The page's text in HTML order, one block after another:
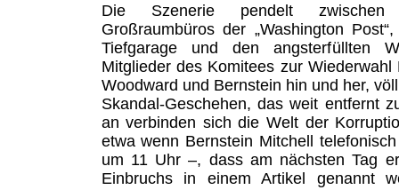
Die Szenerie pendelt zwischen
Großraumbüros der „Washington
Tiefgarage und den angsterfüllten
Mitglieder des Komitees zur
Woodward und Bernstein hin und her,
Skandal-Geschehen, das weit entfernt
an verbinden sich die Welt der
etwa wenn Bernstein Mitchell
um 11 Uhr –, dass am nächsten Tag
Einbruchs in einem Artikel genannt